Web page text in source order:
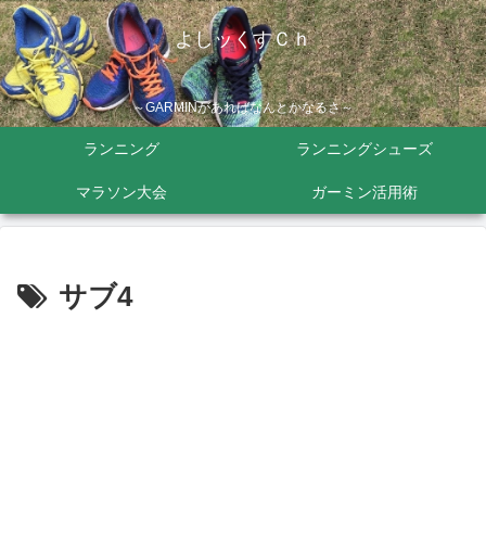
よしッくすＣｈ
～GARMINがあればなんとかなるさ～
ランニング ランニングシューズ
マラソン大会 ガーミン活用術
サブ4